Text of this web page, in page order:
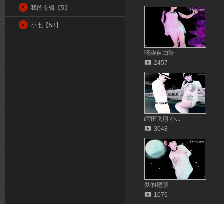
我的专辑【5 】
小七【53 】
晓柒自由滑
2457
瞎扭飞翔 小...
3048
梦的翅膀
1076